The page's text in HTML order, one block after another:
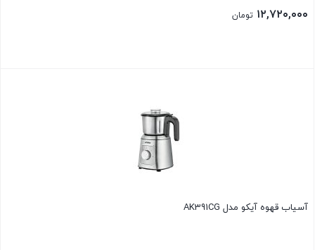
۱۲,۷۲۰,۰۰۰ تومان
آسیاب قهوه آیکو مدل AK391CG